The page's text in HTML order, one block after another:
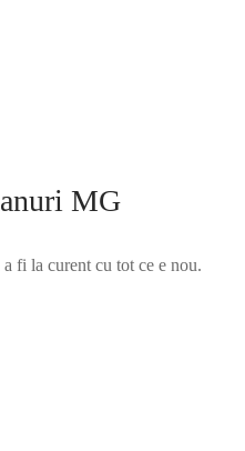
MG
fi la curent cu tot ce e nou.